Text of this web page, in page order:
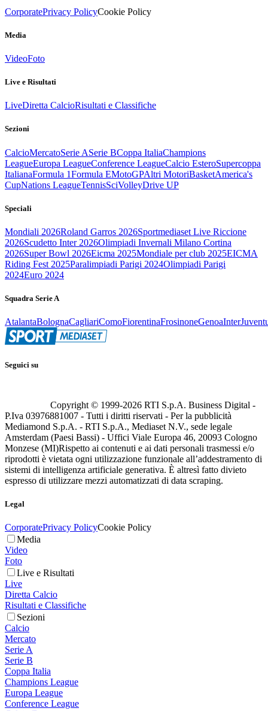
CorporatePrivacy PolicyCookie Policy
Media
VideoFoto
Live e Risultati
LiveDiretta CalcioRisultati e Classifiche
Sezioni
CalcioMercatoSerie ASerie BCoppa ItaliaChampions
LeagueEuropa LeagueConference LeagueCalcio EsteroSupercoppa
ItalianaFormula 1Formula EMotoGPAltri MotoriBasketAmerica's
CupNations LeagueTennisSciVolleyDrive UP
Speciali
Mondiali 2026Roland Garros 2026Sportmediaset Live Riccione
2026Scudetto Inter 2026Olimpiadi Invernali Milano Cortina
2026Super Bowl 2026Eicma 2025Mondiale per club 2025EICMA
Riding Fest 2025Paralimpiadi Parigi 2024Olimpiadi Parigi
2024Euro 2024
Squadra Serie A
AtalantaBolognaCagliariComoFiorentinaFrosinoneGenoaInter
Seguici su
Copyright © 1999-2026 RTI S.p.A. Business Digital -
P.Iva 03976881007 - Tutti i diritti riservati - Per la pubblicità
Mediamond S.p.A. - RTI S.p.A., Mediaset N.V., sede legale
Amsterdam (Paesi Bassi) - Uffici Viale Europa 46, 20093 Cologno
Monzese (MI)Rispetto ai contenuti e ai dati personali trasmessi e/o
riprodotti è vietata ogni utilizzazione funzionale all’addestramento di
sistemi di intelligenza artificiale generativa. È altresì fatto divieto
espresso di utilizzare mezzi automatizzati di data scraping.
Legal
CorporatePrivacy PolicyCookie Policy
Media
Video
Foto
Live e Risultati
Live
Diretta Calcio
Risultati e Classifiche
Sezioni
Calcio
Mercato
Serie A
Serie B
Coppa Italia
Champions League
Europa League
Conference League